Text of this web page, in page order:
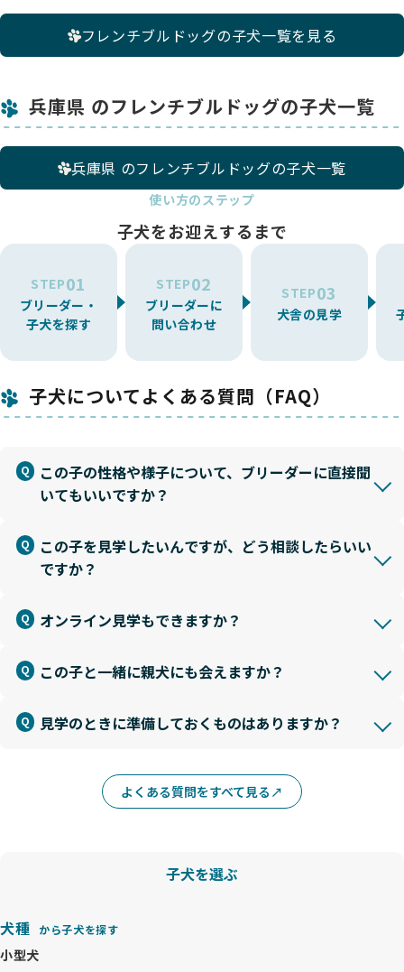
フレンチブルドッグの子犬一覧を見る
兵庫県 のフレンチブルドッグの子犬一覧
兵庫県 のフレンチブルドッグの子犬一覧
使い方のステップ
子犬をお迎えするまで
STEP01
ブリーダー・
子犬を探す
STEP02
ブリーダーに
問い合わせ
STEP03
犬舎の見学
子犬についてよくある質問（FAQ）
この子の性格や様子について、ブリーダーに直接聞
いてもいいですか？
この子を見学したいんですが、どう相談したらいい
ですか？
オンライン見学もできますか？
この子と一緒に親犬にも会えますか？
見学のときに準備しておくものはありますか？
よくある質問をすべて見る
子犬を選ぶ
犬種 から子犬を探す
小型犬